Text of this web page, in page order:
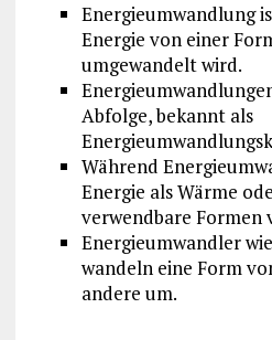
Energieumwandlung
Energie von einer
umgewandelt wird.
Abfolge, bekannt als
Während
Energie als Wärme
verwendbare Formen
Energieumwandler
wandeln eine Form
andere um.